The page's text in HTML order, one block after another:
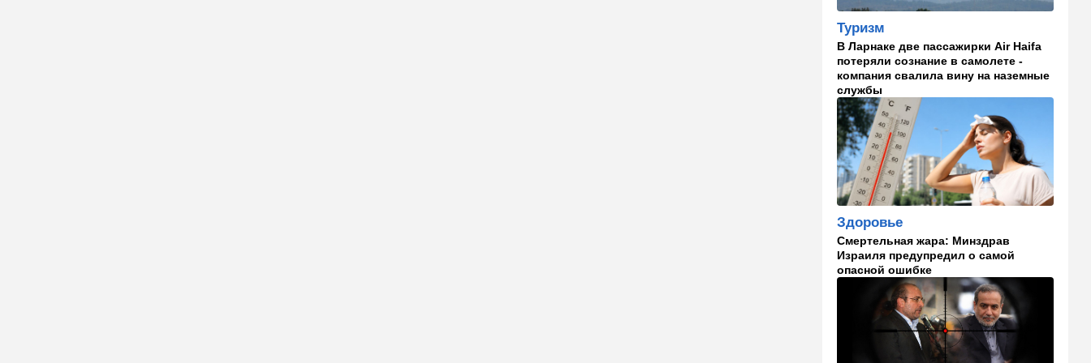
Эрдан и Эдельштейн
создали новую партию
18:42 В мире
Дело пошло: в Газе строят
базу для африканских
солдат, две дружественных
Израилю страны готовы
отправить контингент
18:27 Мнения
Открытое письмо министру
национальной безопасности
Итамару Бен-Гвиру
18:00 Транспорт
Реформа общественного
транспорта в Израиле: что
изменится для пассажиров
автобусов и поездов
Туризм
В Ларнаке две пассажирки Air Haifa
потеряли сознание в самолете -
компания свалила вину на наземные
службы
Здоровье
Смертельная жара: Минздрав
Израиля предупредил о самой
опасной ошибке